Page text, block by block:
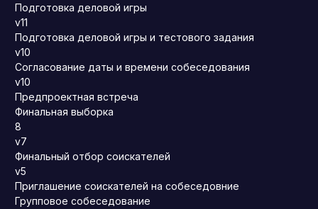
Подготовка деловой игры
v11
Подготовка деловой игры и тестового задания
v10
Согласование даты и времени собеседования
v10
Предпроектная встреча
Финальная выборка
8
v7
Финальный отбор соискателей
v5
Приглашение соискателей на собеседовние
Групповое собеседование